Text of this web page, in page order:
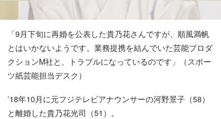
「9月下旬に再婚を公表した貴乃花さんですが、順風満帆
とはいかないようです。業務提携を結んでいた芸能プロダ
クションM社と、トラブルになっているのです」（スポー
ツ紙芸能担当デスク）
’18年10月に元フジテレビアナウンサーの河野景子（58）
と離婚した貴乃花光司（51）。